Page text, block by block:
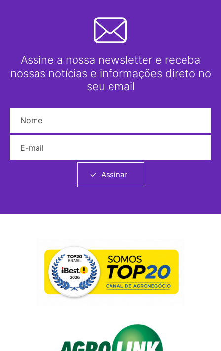
Assine a nossa newsletter e receba
nossas notícias e informações direto no
seu email
Assinar